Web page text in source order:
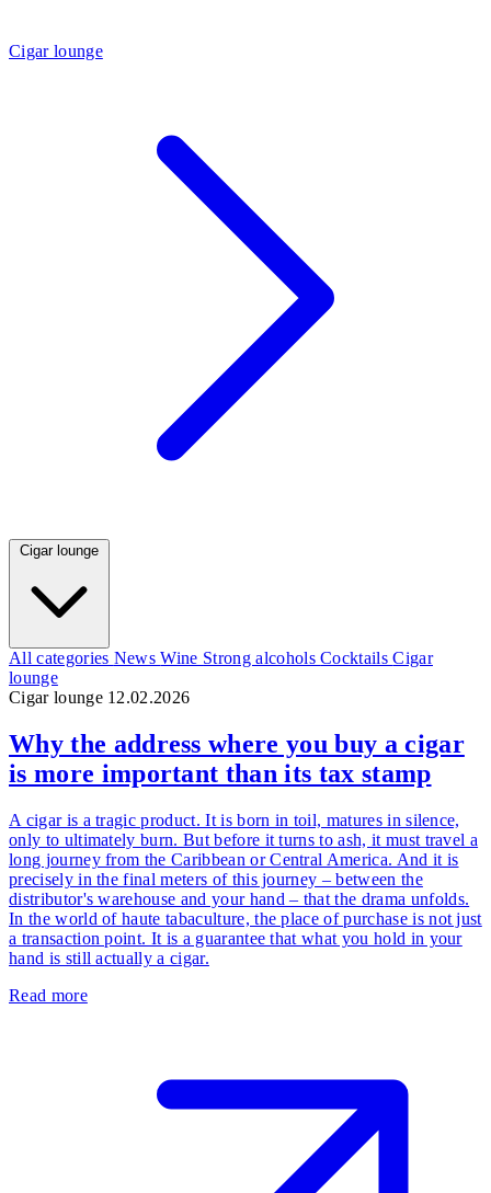
Cigar lounge
Cigar lounge
All categories NewsWine Strong alcoholsCocktailsCigar
lounge
Cigar lounge 12.02.2026
Why the address where you buy a cigar
is more important than its tax stamp
A cigar is a tragic product. It is born in toil, matures in silence,
only to ultimately burn. But before it turns to ash, it must travel a
long journey from the Caribbean or Central America. And it is
precisely in the final meters of this journey – between the
distributor's warehouse and your hand – that the drama unfolds.
In the world of haute tabaculture, the place of purchase is not just
a transaction point. It is a guarantee that what you hold in your
hand is still actually a cigar.
Read more